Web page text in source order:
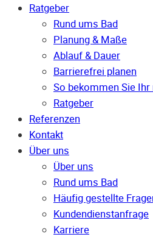
Ratgeber
Rund ums Bad
Planung & Maße
Ablauf & Dauer
Barrierefrei planen
So bekommen Sie
Ratgeber
Referenzen
Kontakt
Über uns
Über uns
Rund ums Bad
Häufig gestellte
Kunden­dienst­anfrage
Karriere